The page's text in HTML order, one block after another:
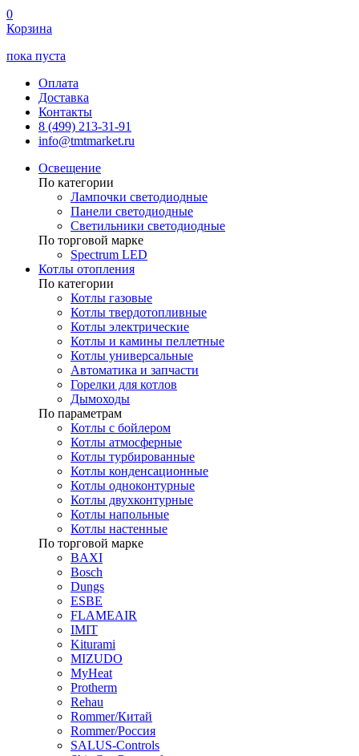
0
Корзина
пока пуста
Оплата
Доставка
Контакты
8 (499) 213-31-91
info@tmtmarket.ru
Освещение
По категории
Лампочки светодиодные
Панели светодиодные
Светильники светодиодные
По торговой марке
Spectrum LED
Котлы отопления
По категории
Котлы газовые
Котлы твердотопливные
Котлы электрические
Котлы и камины пеллетные
Котлы универсальные
Автоматика и запчасти
Горелки для котлов
Дымоходы
По параметрам
Котлы с бойлером
Котлы атмосферные
Котлы турбированные
Котлы конденсационные
Котлы одноконтурные
Котлы двухконтурные
Котлы напольные
Котлы настенные
По торговой марке
BAXI
Bosch
Dungs
ESBE
FLAMEAIR
IMIT
Kiturami
MIZUDO
MyHeat
Protherm
Rehau
Rommer/Китай
Rommer/Россия
SALUS-Controls